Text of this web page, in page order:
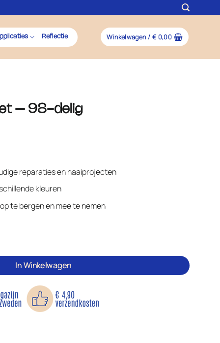
Reflectie Winkelwagen / € 0,00
– 98-delig
reparaties en naaiprojecten
kleuren
te bergen en mee te nemen
In Winkelwagen